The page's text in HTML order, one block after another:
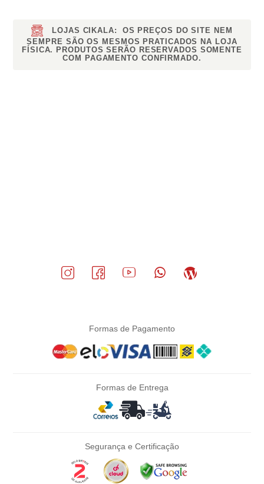
LOJAS CIKALA:
OS PREÇOS DO SITE NEM
SEMPRE SÃO OS MESMOS PRATICADOS NA LOJA
FÍSICA. PRODUTOS SERÃO RESERVADOS SOMENTE
COM PAGAMENTO CONFIRMADO.
Formas de Pagamento
Formas de Entrega
Segurança e Certificação